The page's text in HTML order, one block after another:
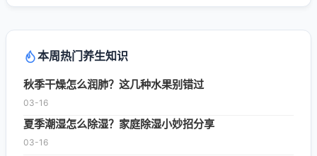
本周热门养生知识
秋季干燥怎么润肺？这几种水果别错过
03-16
夏季潮湿怎么除湿？家庭除湿小妙招分享
03-16